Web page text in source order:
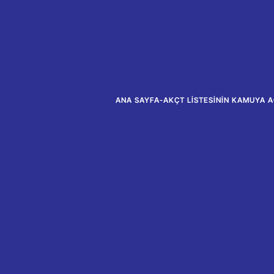
ANA SAYFA-AKÇT LISTESININ KAMUYA